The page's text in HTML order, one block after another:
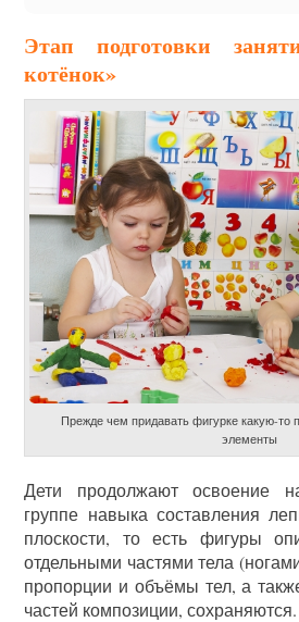
Этап подготовки
котёнок»
Прежде чем придавать фигурке какую-то
элементы
Дети продолжают освоение
группе навыка составления
плоскости, то есть фигуры
отдельными частями тела
пропорции и объёмы тел, а
частей композиции, сохраняются.